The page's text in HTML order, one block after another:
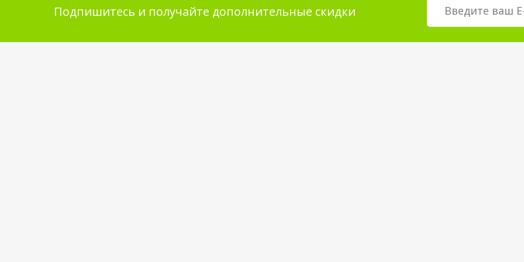
Подпишитесь и получайте дополнительные скидки